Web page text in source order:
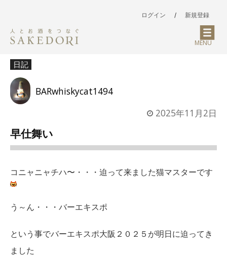
ログイン / 新規登録
MENU
日記
BARwhiskycat1494
2025年11月2日
早仕舞い
コニャニャチハ〜・・・迫って来ました猫マスターです
う～ん・・・バーエキスポ
という事でバーエキスポ大阪２０２５が明日に迫ってき
ました